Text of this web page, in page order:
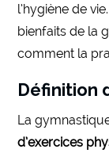
l’hygiène de
bienfaits de la
comment la
Définition
La
d’exercices